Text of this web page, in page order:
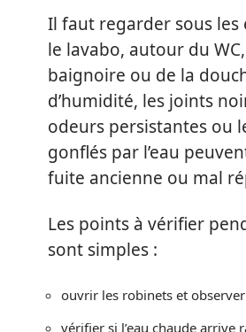
Il faut regarder sous les
le lavabo, autour du
baignoire ou de la
d’humidité, les joints
odeurs persistantes ou
gonflés par l’eau
fuite ancienne ou mal
Les points à vérifier
sont simples :
ouvrir les robinets et
vérifier si l’eau chaude arrive